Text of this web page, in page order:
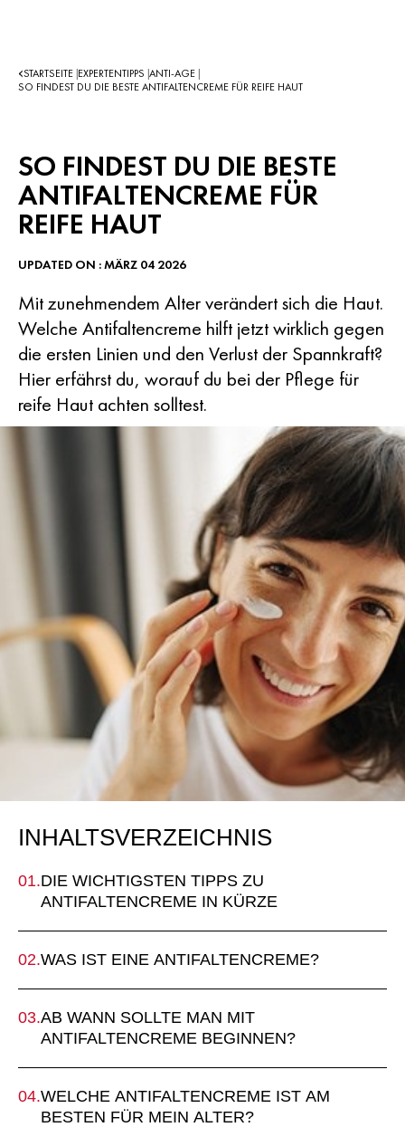
STARTSEITE EXPERTENTIPPS ANTI-AGE
SO FINDEST DU DIE BESTE ANTIFALTENCREME FÜR REIFE HAUT
SO FINDEST DU DIE BESTE
ANTIFALTENCREME FÜR
REIFE HAUT
Mit zunehmendem Alter verändert sich die Haut.
Welche Antifaltencreme hilft jetzt wirklich gegen
die ersten Linien und den Verlust der Spannkraft?
Hier erfährst du, worauf du bei der Pflege für
reife Haut achten solltest.
UPDATED ON : MÄRZ 04 2026
INHALTSVERZEICHNIS
DIE WICHTIGSTEN TIPPS ZU
ANTIFALTENCREME IN KÜRZE
WAS IST EINE ANTIFALTENCREME?
AB WANN SOLLTE MAN MIT
ANTIFALTENCREME BEGINNEN?
WELCHE ANTIFALTENCREME IST AM
BESTEN FÜR MEIN ALTER?